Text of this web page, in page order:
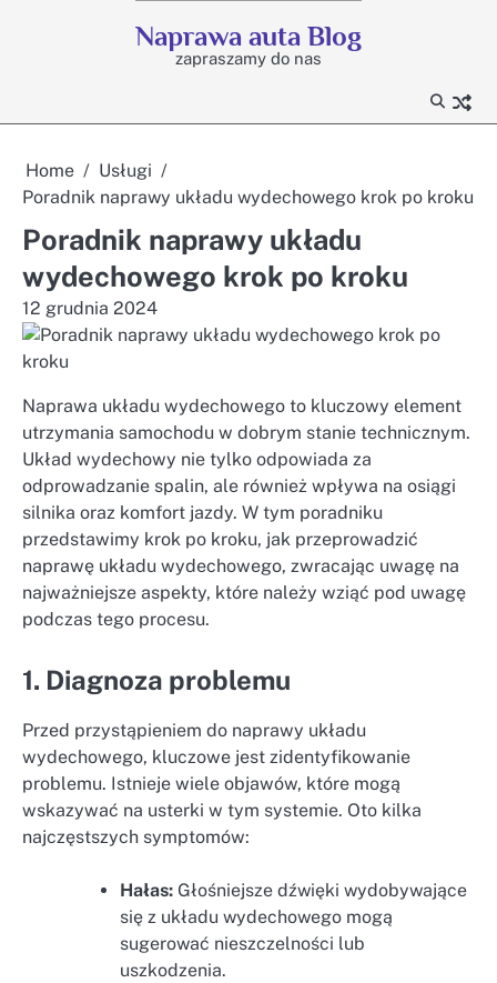
Naprawa auta Blog
zapraszamy do nas
Home
Usługi
Poradnik naprawy układu wydechowego krok po kroku
Poradnik naprawy układu
wydechowego krok po kroku
12 grudnia 2024
Naprawa układu wydechowego to kluczowy element
utrzymania samochodu w dobrym stanie technicznym.
Układ wydechowy nie tylko odpowiada za
odprowadzanie spalin, ale również wpływa na osiągi
silnika oraz komfort jazdy. W tym poradniku
przedstawimy krok po kroku, jak przeprowadzić
naprawę układu wydechowego, zwracając uwagę na
najważniejsze aspekty, które należy wziąć pod uwagę
podczas tego procesu.
1. Diagnoza problemu
Przed przystąpieniem do naprawy układu
wydechowego, kluczowe jest zidentyfikowanie
problemu. Istnieje wiele objawów, które mogą
wskazywać na usterki w tym systemie. Oto kilka
najczęstszych symptomów:
Hałas: Głośniejsze dźwięki wydobywające
się z układu wydechowego mogą
sugerować nieszczelności lub
uszkodzenia.